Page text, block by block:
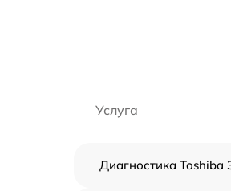
Услуга
Диагностика Toshiba